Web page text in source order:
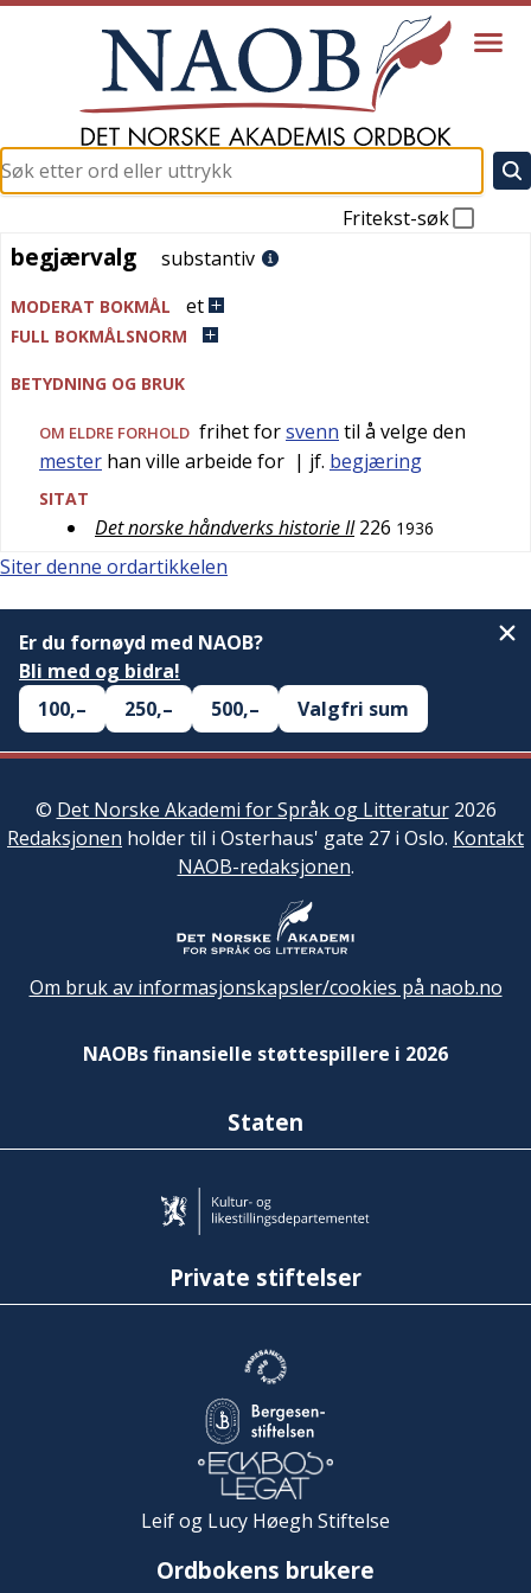
Fritekst-søk
begjærvalg
begjærvalg substantiv
MODERAT BOKMÅL et
FULL BOKMÅLSNORM
BETYDNING OG BRUK
OM ELDRE FORHOLD frihet forsvenn til å velge den
mester han ville arbeide for | jf. begjæring
SITAT
Det norske håndverks historie II 226 1936
Siter denne ordartikkelen
Er du fornøyd med NAOB?
Bli med og bidra!
100,–
250,– 500,– Valgfri sum
© Det Norske Akademi for Språk og Litteratur2026
Redaksjonen holder til i Osterhaus' gate 27 i Oslo. Kontakt
NAOB-redaksjonen.
Om bruk av informasjonskapsler/cookies på naob.no
NAOBs finansielle støttespillere i 2026
Staten
Private stiftelser
Leif og Lucy Høegh Stiftelse
Ordbokens brukere